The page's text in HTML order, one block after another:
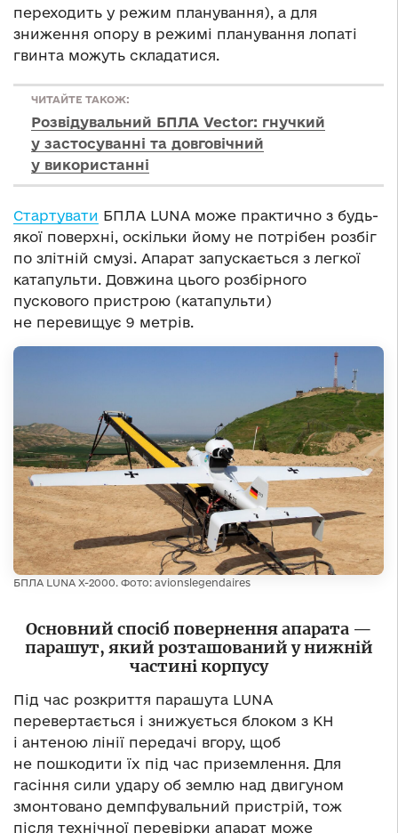
переходить у режим планування), а для
зниження опору в режимі планування лопаті
гвинта можуть складатися.
ЧИТАЙТЕ ТАКОЖ:
Розвідувальний БПЛА Vector: гнучкий
у застосуванні та довговічний
у використанні
Стартувати БПЛА LUNA може практично з будь-
якої поверхні, оскільки йому не потрібен розбіг
по злітній смузі. Апарат запускається з легкої
катапульти. Довжина цього розбірного
пускового пристрою (катапульти)
не перевищує 9 метрів.
БПЛА LUNA X-2000. Фото: avionslegendaires
Основний спосіб повернення апарата —
парашут, який розташований у нижній
частині корпусу
Під час розкриття парашута LUNA
перевертається і знижується блоком з КН
і антеною лінії передачі вгору, щоб
не пошкодити їх під час приземлення. Для
гасіння сили удару об землю над двигуном
змонтовано демпфувальний пристрій, тож
після технічної перевірки апарат може